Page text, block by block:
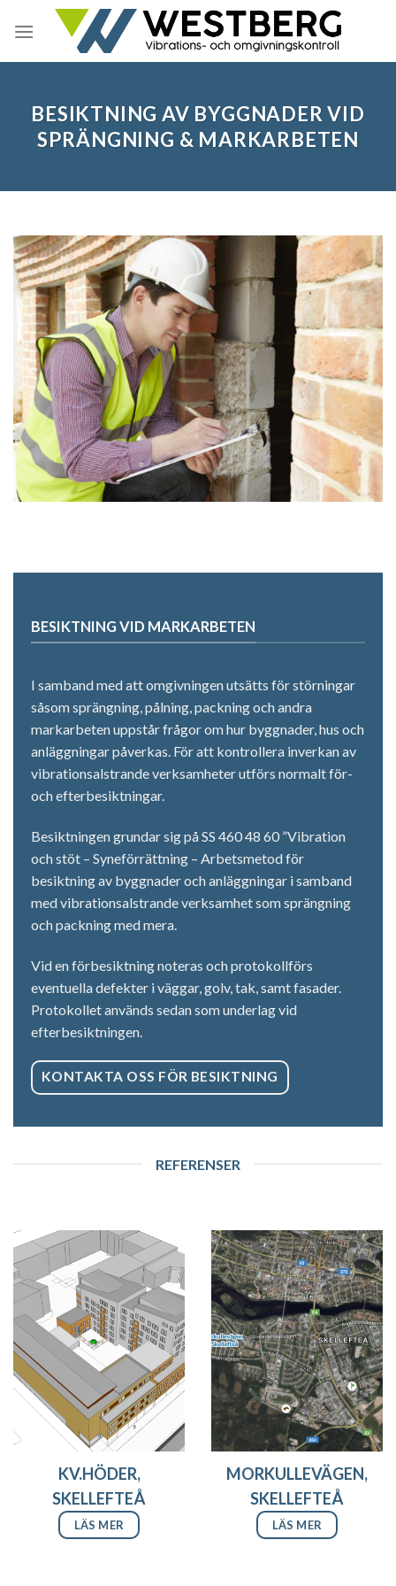
BESIKTNING AV BYGGNADER VID
SPRÄNGNING & MARKARBETEN
BESIKTNING VID MARKARBETEN
I samband med att omgivningen utsätts för störningar
såsom sprängning, pålning, packning och andra
markarbeten uppstår frågor om hur byggnader, hus och
anläggningar påverkas. För att kontrollera inverkan av
vibrationsalstrande verksamheter utförs normalt för-
och efterbesiktningar.
Besiktningen grundar sig på SS 460 48 60 ”Vibration
och stöt – Syneförrättning – Arbetsmetod för
besiktning av byggnader och anläggningar i samband
med vibrationsalstrande verksamhet som sprängning
och packning med mera.
Vid en förbesiktning noteras och protokollförs
eventuella defekter i väggar, golv, tak, samt fasader.
Protokollet används sedan som underlag vid
efterbesiktningen.
KONTAKTA OSS FÖR BESIKTNING
REFERENSER
KV.HÖDER,
SKELLEFTEÅ
LÄS MER
MORKULLEVÄGEN,
SKELLEFTEÅ
LÄS MER